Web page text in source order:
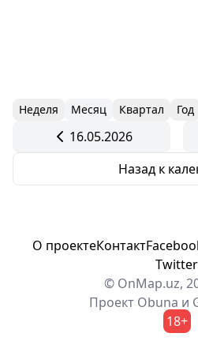
Неделя Месяц Квартал Год
16.05.2026
Назад к
О проектеКонтакт
Twitter
© OnMap.uz,
Проект Obuna и
18+